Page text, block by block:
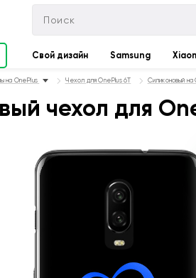
Свой дизайн Samsung
на OnePlus Чехол для OnePlus 6T Силиконовый на
чехол для